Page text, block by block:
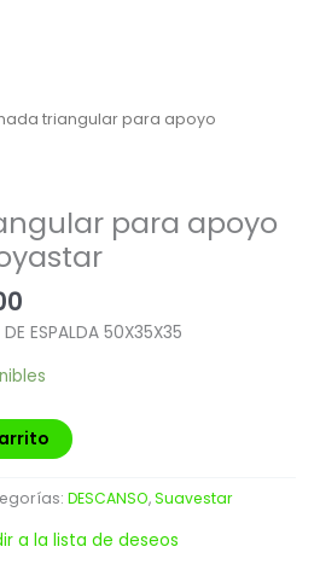
triangular para apoyo
para apoyo
ESPALDA 50X35X35
DESCANSO,Suavestar
a la lista de deseos